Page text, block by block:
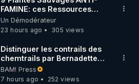
FAMINE: ces Ressources
JARDIN&des Haies
Un Démodérateur
23 hours ago
305 views
Distinguer les contrails des
chemtrails par Bernadette
Bihin
BAM! Press
7 hours ago
252 views